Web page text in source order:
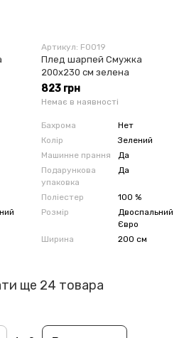
Артикул: F0019
Плед шарпей Смужка
200x230 см зелена
823 грн
Немає в наявності
Бахрома
Нет
Колір
Зелений
Машинне прання
Да
Подарункова
упаковка
Да
Поліестер
100 %
Розмір
Двоспальний
Євро
Ширина
200 см
ще 24 товара